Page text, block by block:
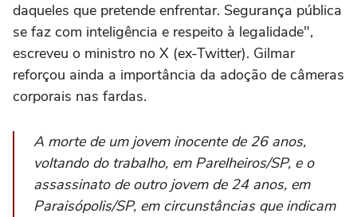
daqueles que pretende enfrentar. Segurança pública
se faz com inteligência e respeito à legalidade",
escreveu o ministro no X (ex-Twitter). Gilmar
reforçou ainda a importância da adoção de câmeras
corporais nas fardas.
A morte de um jovem inocente de 26 anos,
voltando do trabalho, em Parelheiros/SP, e o
assassinato de outro jovem de 24 anos, em
Paraisópolis/SP, em circunstâncias que indicam